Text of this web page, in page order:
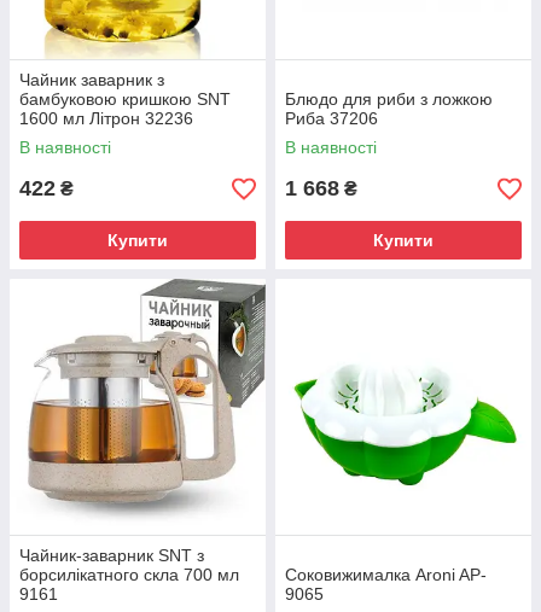
Чайник заварник з
бамбуковою кришкою SNT
1600 мл Літрон 32236
В наявності
422 ₴
Купити
Блюдо для риби з ложкою
Риба 37206
В наявності
1 668 ₴
Купити
Чайник-заварник SNT з
борсилікатного скла 700 мл
9161
Соковижималка Aroni AP-
9065